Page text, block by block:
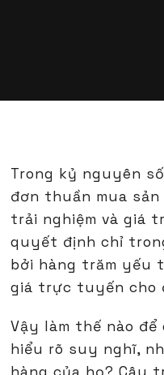
Trong kỷ nguyên
đơn thuần mua sản
trải nghiệm và giá
quyết định chỉ
bởi hàng trăm yếu
giá trực tuyến cho
Vậy làm thế nào
hiểu rõ suy nghĩ,